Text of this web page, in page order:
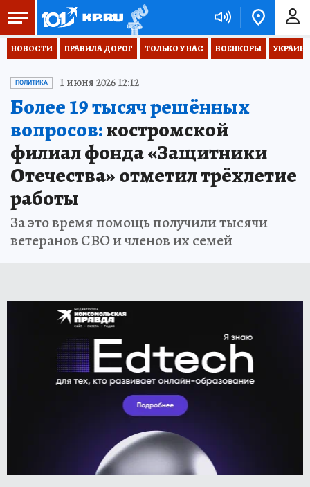
НОВОСТИ ПРАВИЛА ДОРОГ ТОЛЬКО У НАС ВОЕНКОРЫ
ПОЛИТИКА 1 июня 2026 12:12
Более 19 тысяч решённых
вопросов:костромской
филиал фонда «Защитники
Отечества» отметил трёхлетие
работы
За это время помощь получили тысячи
ветеранов СВО и членов их семей